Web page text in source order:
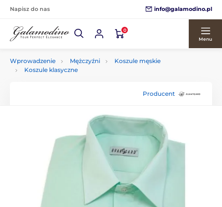
Napisz do nas info@galamodino.pl
0
Menu
Wprowadzenie Mężczyźni
Koszule męskie
Koszule klasyczne
Producent